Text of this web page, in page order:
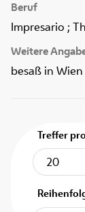
Beruf
Impresario ;
Weitere
besaß in
Treffer
20